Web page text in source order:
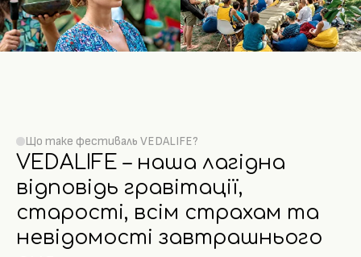
Що таке фестиваль VEDALIFE?
VEDALIFE – наша лагідна
відповідь гравітації,
старості, всім страхам та
невідомості завтрашнього